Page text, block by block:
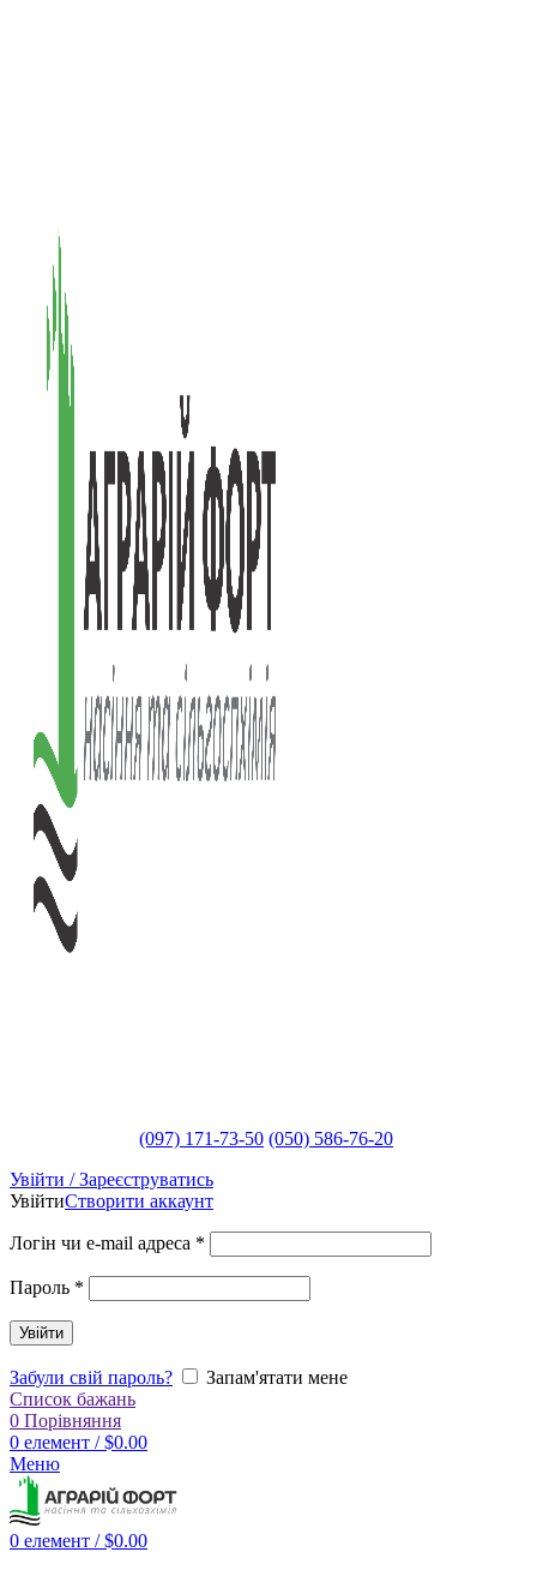
(097) 171-73-50 (050) 586-76-20
Увійти / Зареєструватись
УвійтиСтворити аккаунт
Логін чи e-mail адреса *
Пароль *
Увійти
Забули свій пароль?
Запам'ятати мене
Список бажань
0 Порівняння
0 елемент / $0.00
Меню
0 елемент / $0.00